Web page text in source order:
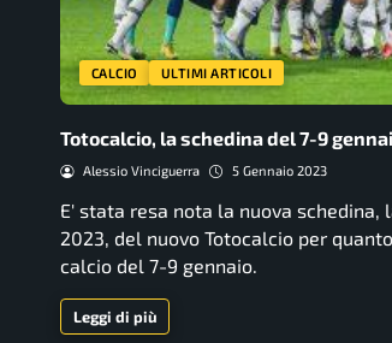
CALCIO ULTIMI ARTICOLI
Totocalcio, la schedina del 7-9
Alessio Vinciguerra 5 Gennaio 2023
E' stata resa nota la nuova schedina,
2023, del nuovo Totocalcio per
calcio del 7-9 gennaio.
Leggi di più